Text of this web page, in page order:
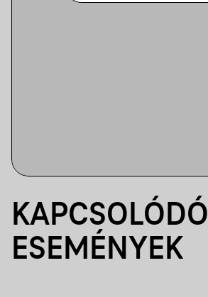
KAPCSOLÓDÓ
ESEMÉNYEK